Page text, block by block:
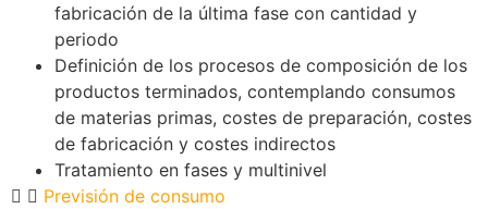
fabricación de la última fase con cantidad y
periodo
Definición de los procesos de composición de los
productos terminados, contemplando consumos
de materias primas, costes de preparación, costes
de fabricación y costes indirectos
Tratamiento en fases y multinivel
Previsión de consumo